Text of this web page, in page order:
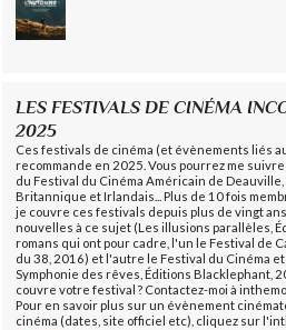
LES FESTIVALS DE CINÉMA
2025
Ces festivals de cinéma (et évènements liés
recommande en 2025. Vous pourrez me
du Festival du Cinéma Américain de
Britannique et Irlandais... Plus de 10 fois
je couvre ces festivals depuis plus de vingt
nouvelles à ce sujet (Les illusions parallèles,
romans qui ont pour cadre, l'un le Festival de
du 38, 2016) et l'autre le Festival du Cinéma
Symphonie des rêves, Éditions Blacklephant,
couvre votre festival ? Contactez-moi à
Pour en savoir plus sur un évènement
cinéma (dates, site officiel etc), cliquez sur